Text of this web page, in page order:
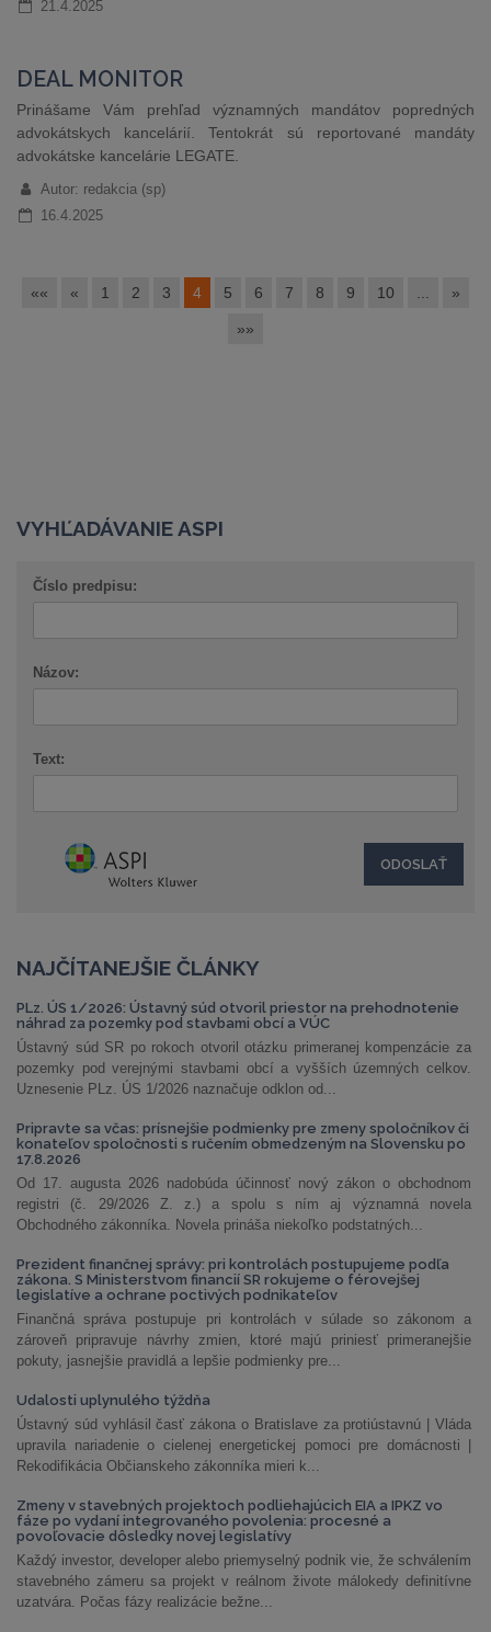
21.4.2025
DEAL MONITOR
Prinášame Vám prehľad významných mandátov popredných
advokátskych kancelárií. Tentokrát sú reportované mandáty
advokátske kancelárie LEGATE.
Autor: redakcia (sp)
16.4.2025
«« « 1 2 3 4 5 6 7 8 9 10 »
»»
VYHĽADÁVANIE ASPI
Číslo predpisu:
Názov:
Text:
NAJČÍTANEJŠIE ČLÁNKY
PLz. ÚS 1/2026: Ústavný súd otvoril priestor na prehodnotenie
náhrad za pozemky pod stavbami obcí a VÚC
Ústavný súd SR po rokoch otvoril otázku primeranej kompenzácie za
pozemky pod verejnými stavbami obcí a vyšších územných celkov.
Uznesenie PLz. ÚS 1/2026 naznačuje odklon od...
Pripravte sa včas: prísnejšie podmienky pre zmeny spoločníkov či
konateľov spoločnosti s ručením obmedzeným na Slovensku po
17.8.2026
Od 17. augusta 2026 nadobúda účinnosť nový zákon o obchodnom
registri (č. 29/2026 Z. z.) a spolu s ním aj významná novela
Obchodného zákonníka. Novela prináša niekoľko podstatných...
Prezident finančnej správy: pri kontrolách postupujeme podľa
zákona. S Ministerstvom financií SR rokujeme o férovejšej
legislatíve a ochrane poctivých podnikateľov
Finančná správa postupuje pri kontrolách v súlade so zákonom a
zároveň pripravuje návrhy zmien, ktoré majú priniesť primeranejšie
pokuty, jasnejšie pravidlá a lepšie podmienky pre...
Udalosti uplynulého týždňa
Ústavný súd vyhlásil časť zákona o Bratislave za protiústavnú | Vláda
upravila nariadenie o cielenej energetickej pomoci pre domácnosti |
Rekodifikácia Občianskeho zákonníka mieri k...
Zmeny v stavebných projektoch podliehajúcich EIA a IPKZ vo
fáze po vydaní integrovaného povolenia: procesné a
povoľovacie dôsledky novej legislatívy
Každý investor, developer alebo priemyselný podnik vie, že schválením
stavebného zámeru sa projekt v reálnom živote málokedy definitívne
uzatvára. Počas fázy realizácie bežne...